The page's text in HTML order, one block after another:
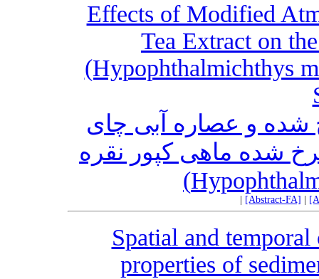
Effects of Modified
Tea Extract on
(Hypophthalmichthys
شده و عصاره آبی چای
شده ماهی کپور نقره
[Abstract-FA]
Spatial and
properties of